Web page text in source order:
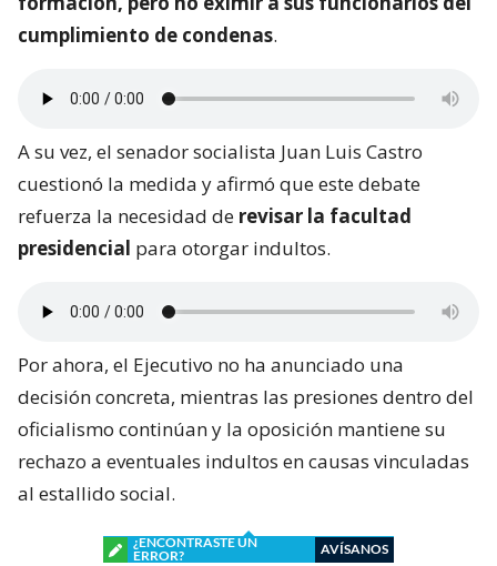
cumplimiento de condenas.
A su vez, el senador socialista Juan Luis Castro
cuestionó la medida y afirmó que este debate
refuerza la necesidad de revisar la facultad
presidencial para otorgar indultos.
Por ahora, el Ejecutivo no ha anunciado una
decisión concreta, mientras las presiones dentro del
oficialismo continúan y la oposición mantiene su
rechazo a eventuales indultos en causas vinculadas
al estallido social.
¿ENCONTRASTE UN
ERROR?
AVÍSANOS